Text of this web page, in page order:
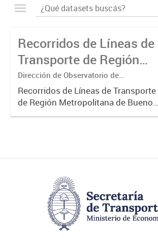
Recorridos de Líneas de
Transporte de Región
Metropolitana de
Buenos Aires (RMBA)
Dirección de Observatorio de
Transporte, Estudio y Sistemas
Recorridos de Líneas de Transporte
de Región Metropolitana de Buenos
Aires (RMBA).-